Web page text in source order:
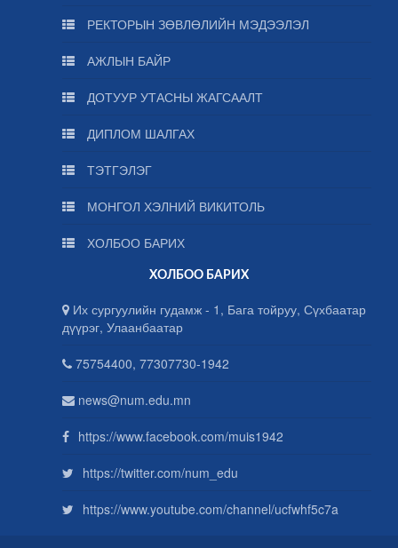
РЕКТОРЫН ЗӨВЛӨЛИЙН МЭДЭЭЛЭЛ
АЖЛЫН БАЙР
ДОТУУР УТАСНЫ ЖАГСААЛТ
ДИПЛОМ ШАЛГАХ
ТЭТГЭЛЭГ
МОНГОЛ ХЭЛНИЙ ВИКИТОЛЬ
ХОЛБОО БАРИХ
ХОЛБОО БАРИХ
Их сургуулийн гудамж - 1, Бага тойруу, Сүхбаатар
дүүрэг, Улаанбаатар
75754400, 77307730-1942
news@num.edu.mn
https://www.facebook.com/muis1942
https://twitter.com/num_edu
https://www.youtube.com/channel/ucfwhf5c7a